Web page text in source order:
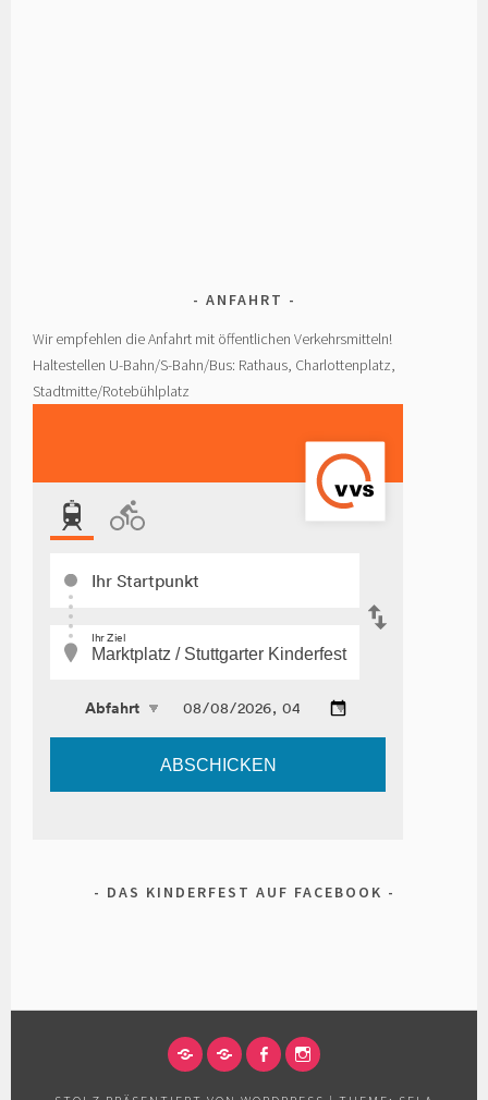
ANFAHRT
Wir empfehlen die Anfahrt mit öffentlichen Verkehrsmitteln!
Haltestellen U-Bahn/S-Bahn/Bus: Rathaus, Charlottenplatz,
Stadtmitte/Rotebühlplatz
DAS KINDERFEST AUF FACEBOOK